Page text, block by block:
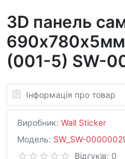
3D панель
690х780х5мм
(001-5) SW-
Інформація про товар
Виробник: Wall Sticker
Модель: SW_SW-
Відгуків: 0